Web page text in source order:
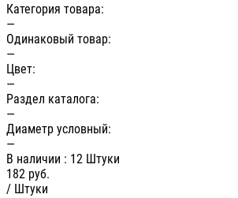
Категория товара:
—
Одинаковый товар:
—
Цвет:
—
Раздел каталога:
—
Диаметр условный:
—
В наличии : 12 Штуки
182 руб.
/ Штуки